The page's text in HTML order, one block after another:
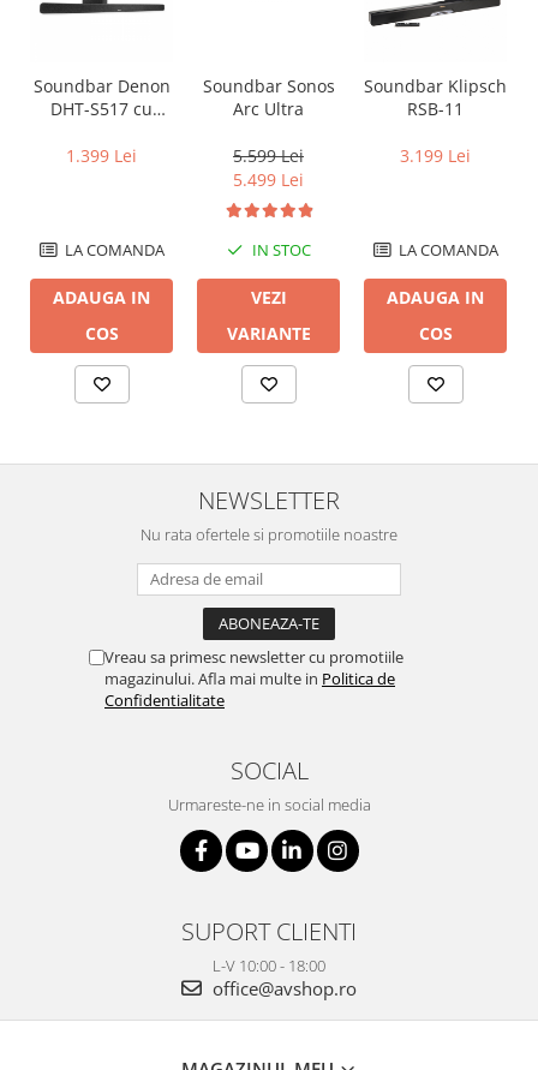
Soundbar Denon
DHT-S517 cu
subwoofer
1.399 Lei
LA COMANDA
ADAUGA IN
COS
Soundbar Sonos
Arc Ultra
5.599 Lei
5.499 Lei
IN STOC
VEZI
VARIANTE
Soundbar Klipsch
RSB-11
3.199 Lei
LA COMANDA
ADAUGA IN
COS
NEWSLETTER
Nu rata ofertele si promotiile noastre
Vreau sa primesc newsletter cu promotiile
magazinului. Afla mai multe in Politica de
Confidentialitate
SOCIAL
Urmareste-ne in social media
SUPORT CLIENTI
L-V 10:00 - 18:00
office@avshop.ro